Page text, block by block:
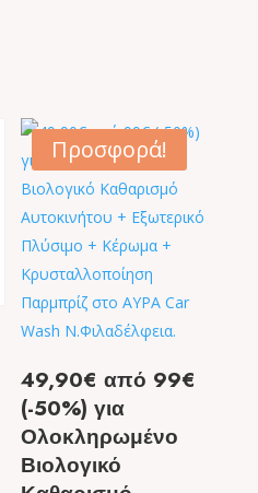
Προσφορά!
49,90€ από 99€
(-50%) για
Ολοκληρωμένο
Βιολογικό